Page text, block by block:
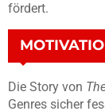
fördert.
Die Story von
Genres sicher